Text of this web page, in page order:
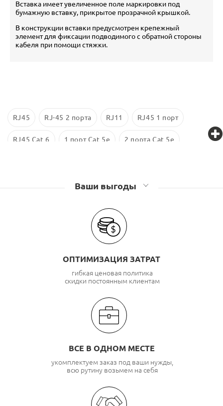
Вставка имеет увеличенное поле маркировки под
бумажную вставку, прикрытое прозрачной крышкой.
В конструкции вставки предусмотрен крепежный
элемент для фиксации подводимого с обратной стороны
кабеля при помощи стяжки.
RJ45 RJ-45 2 порта RJ11 RJ45 1 порт
RJ45 Cat 6 1 порт Cat 5e 2 порта Cat 5e
Розетки компьютерные (RJ45), телефонные (RJ11)
Розетки компьютерные (RJ45), телефонные (RJ11) TWT
Ваши выгоды
ОПТИМИЗАЦИЯ ЗАТРАТ
гибкая ценовая политика
скидки постоянным клиентам
ВСЕ В ОДНОМ МЕСТЕ
укомплектуем заказ под ваши нужды,
всю рутину возьмем на себя